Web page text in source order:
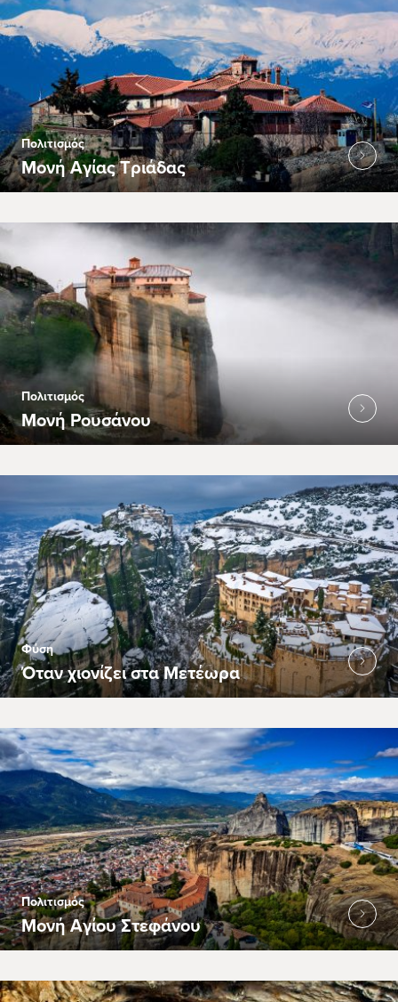
Πολιτισμός
Μονή Αγίας Τριάδας
Πολιτισμός
Μονή Ρουσάνου
Φύση
Όταν χιονίζει στα Μετέωρα
Πολιτισμός
Μονή Αγίου Στεφάνου